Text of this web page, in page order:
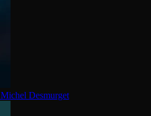
Michel Desmurget